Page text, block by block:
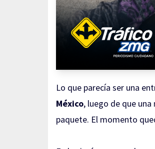
Lo que parecía ser una
México, luego de que
paquete. El momento